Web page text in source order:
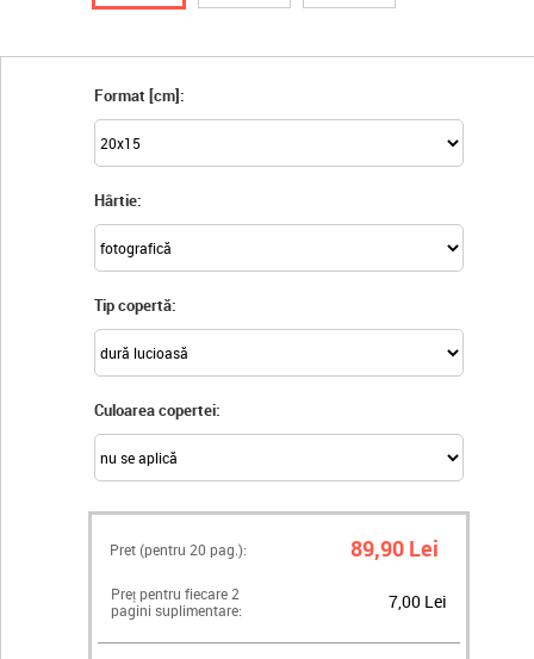
Format [cm]:
Hârtie:
Tip copertă:
Culoarea copertei:
Pret (pentru 20 pag.): 89,90 Lei
Preț pentru fiecare 2
pagini suplimentare:
7,00 Lei